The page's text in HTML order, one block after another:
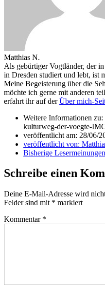
Matthias N.
Als gebürtiger Vogtländer, der
in Dresden studiert und lebt, ist
Meine Begeisterung über die
möchte ich gerne mit anderen
erfahrt ihr auf derÜber mich-
Weitere Informationen
kulturweg-der-voegte-
veröffentlicht am: 28/06/
veröffentlicht von:
Bisherige
Schreibe einen
Deine E-Mail-Adresse wird
Felder sind mit * markiert
Kommentar *